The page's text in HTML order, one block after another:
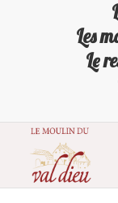
Les
Le